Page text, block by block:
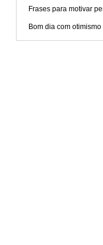
Frases para motivar
Bom dia com otimismo